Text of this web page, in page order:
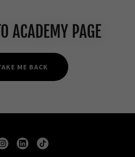
ACADEMY PAGE
ME BACK